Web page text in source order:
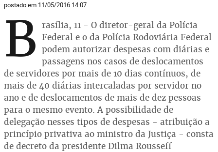
postado em 11/05/2016 14:07
B rasília, 11 - O diretor-geral da Polícia
Federal e o da Polícia Rodoviária Federal
podem autorizar despesas com diárias e
passagens nos casos de deslocamentos
de servidores por mais de 10 dias contínuos, de
mais de 40 diárias intercaladas por servidor no
ano e de deslocamentos de mais de dez pessoas
para o mesmo evento. A possibilidade de
delegação nesses tipos de despesas - atribuição a
princípio privativa ao ministro da Justiça - consta
de decreto da presidente Dilma Rousseff